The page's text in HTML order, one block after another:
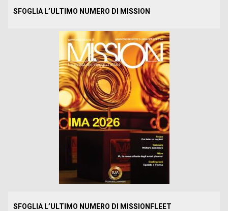
SFOGLIA L’ULTIMO NUMERO DI MISSION
SFOGLIA L’ULTIMO NUMERO DI MISSIONFLEET